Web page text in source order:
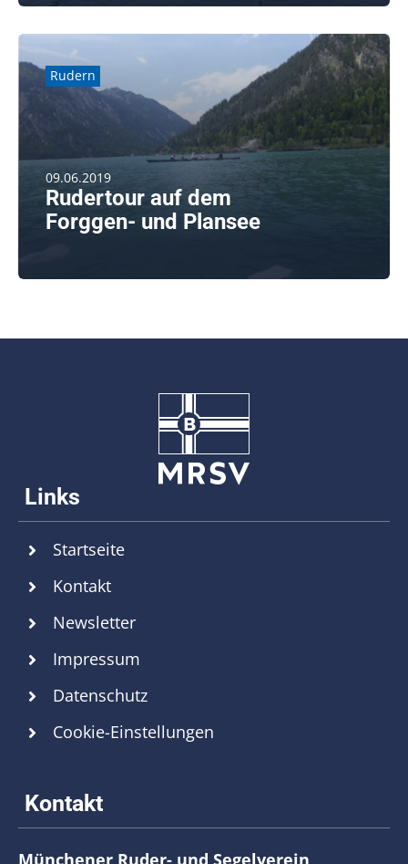
Rudern
09.06.2019
Rudertour auf dem
Forggen- und Plansee
Startseite
Kontakt
Newsletter
Impressum
Datenschutz
Cookie-Einstellungen